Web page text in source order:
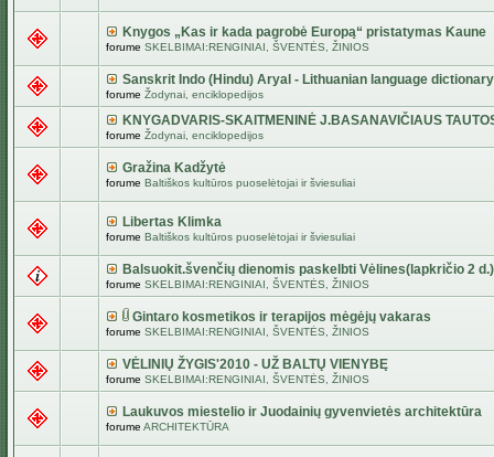
Knygos „Kas ir kada pagrobė Europą“ pristatymas Kaune
forume SKELBIMAI:RENGINIAI, ŠVENTĖS, ŽINIOS
Sanskrit Indo (Hindu) Aryal - Lithuanian language dictionary
forume Žodynai, enciklopedijos
KNYGADVARIS-SKAITMENINĖ J.BASANAVIČIAUS
forume Žodynai, enciklopedijos
Gražina Kadžytė
forume Baltiškos kultūros puoselėtojai ir šviesuliai
Libertas Klimka
forume Baltiškos kultūros puoselėtojai ir šviesuliai
Balsuokit.švenčių dienomis paskelbti Vėlines(lapkričio 2 d.)
forume SKELBIMAI:RENGINIAI, ŠVENTĖS, ŽINIOS
Gintaro kosmetikos ir terapijos mėgėjų vakaras
forume SKELBIMAI:RENGINIAI, ŠVENTĖS, ŽINIOS
VĖLINIŲ ŽYGIS'2010 - UŽ BALTŲ VIENYBĘ
forume SKELBIMAI:RENGINIAI, ŠVENTĖS, ŽINIOS
Laukuvos miestelio ir Juodainių gyvenvietės architektūra
forume ARCHITEKTŪRA